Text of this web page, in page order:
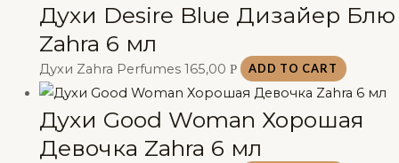
Духи Desire Blue Дизайер Блю
Zahra 6 мл
Духи Zahra Perfumes 165,00 Р ADD TO CART
Духи Good Woman Хорошая
Девочка Zahra 6 мл